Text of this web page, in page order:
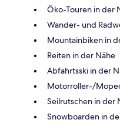
Öko-Touren in der
Wander- und
Mountainbiken in
Reiten in der Nähe
Abfahrtsski in der
Motorroller-/
Seilrutschen in der
Snowboarden in